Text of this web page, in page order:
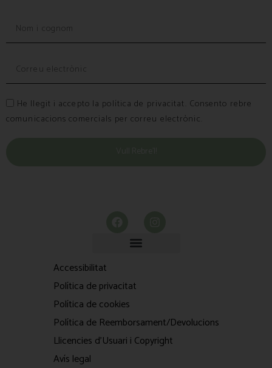
He llegit i accepto la política de privacitat. Consento rebre
comunicacions comercials per correu electrònic.
Accessibilitat
Política de privacitat
Política de cookies
Política de Reemborsament/Devolucions
Llicencies d'Usuari i Copyright
Avís legal